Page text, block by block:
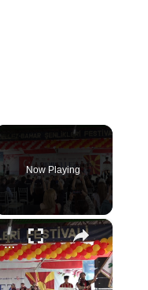
Now Playing
×
North Macedonia: Valandovo hosts 33rd International Hidirellez Spring Festival in North Macedonia.